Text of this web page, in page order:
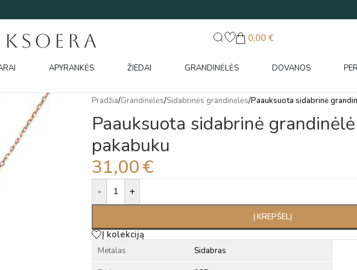
0,00 €
APYRANKĖS ŽIEDAI GRANDINĖLĖS DOVANOS
Pradžia/Grandinėlės/Sidabrinės grandinėlės/Paauksuota sidabrinė
Paauksuota sidabrinė
pakabuku
31,00€
- +
Į KREPŠELĮ
Alternative:
Į kolekciją
Metalas Sidabras